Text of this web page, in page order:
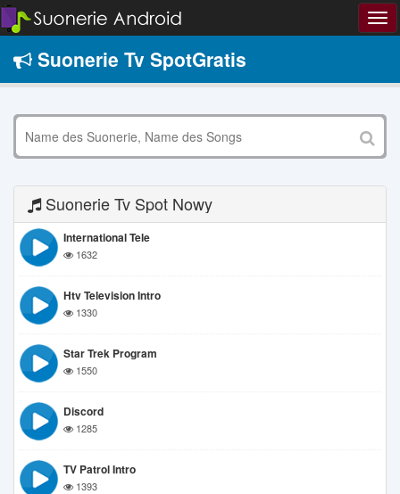
Suonerie Tv SpotGratis
Suonerie Tv Spot Nowy
International Tele
1632
Htv Television Intro
1330
Star Trek Program
1550
Discord
1285
TV Patrol Intro
1393